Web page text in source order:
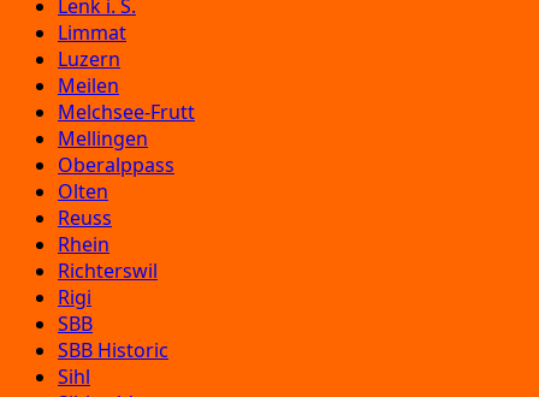
Lenk i. S.
Limmat
Luzern
Meilen
Melchsee-Frutt
Mellingen
Oberalppass
Olten
Reuss
Rhein
Richterswil
Rigi
SBB
SBB Historic
Sihl